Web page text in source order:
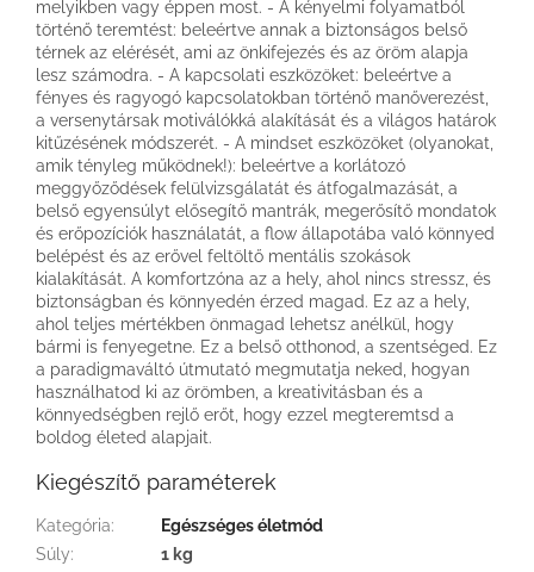
melyikben vagy éppen most. - A kényelmi folyamatból
történő teremtést: beleértve annak a biztonságos belső
térnek az elérését, ami az önkifejezés és az öröm alapja
lesz számodra. - A kapcsolati eszközöket: beleértve a
fényes és ragyogó kapcsolatokban történő manőverezést,
a versenytársak motiválókká alakítását és a világos határok
kitűzésének módszerét. - A mindset eszközöket (olyanokat,
amik tényleg működnek!): beleértve a korlátozó
meggyőződések felülvizsgálatát és átfogalmazását, a
belső egyensúlyt elősegítő mantrák, megerősítő mondatok
és erőpozíciók használatát, a flow állapotába való könnyed
belépést és az erővel feltöltő mentális szokások
kialakítását. A komfortzóna az a hely, ahol nincs stressz, és
biztonságban és könnyedén érzed magad. Ez az a hely,
ahol teljes mértékben önmagad lehetsz anélkül, hogy
bármi is fenyegetne. Ez a belső otthonod, a szentséged. Ez
a paradigmaváltó útmutató megmutatja neked, hogyan
használhatod ki az örömben, a kreativitásban és a
könnyedségben rejlő erőt, hogy ezzel megteremtsd a
boldog életed alapjait.
Kiegészítő paraméterek
Kategória:
Egészséges életmód
Súly:
1 kg